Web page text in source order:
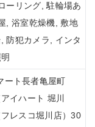
ーリング, 駐輪場あ
, 浴室乾燥機, 敷地
防犯カメラ, インタ
ート長者亀屋町
イハート 堀川
レスコ堀川店）30